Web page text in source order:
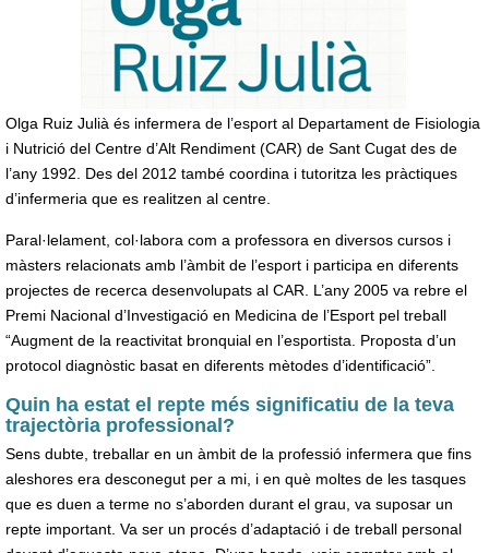
Olga Ruiz Julià és infermera de l’esport al Departament de Fisiologia
i Nutrició del Centre d’Alt Rendiment (CAR) de Sant Cugat des de
l’any 1992. Des del 2012 també coordina i tutoritza les pràctiques
d’infermeria que es realitzen al centre.
Paral·lelament, col·labora com a professora en diversos cursos i
màsters relacionats amb l’àmbit de l’esport i participa en diferents
projectes de recerca desenvolupats al CAR. L’any 2005 va rebre el
Premi Nacional d’Investigació en Medicina de l’Esport pel treball
“Augment de la reactivitat bronquial en l’esportista. Proposta d’un
protocol diagnòstic basat en diferents mètodes d’identificació”.
Quin ha estat el repte més significatiu de la teva
trajectòria professional?
Sens dubte, treballar en un àmbit de la professió infermera que fins
aleshores era desconegut per a mi, i en què moltes de les tasques
que es duen a terme no s’aborden durant el grau, va suposar un
repte important. Va ser un procés d’adaptació i de treball personal